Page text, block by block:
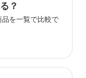
？
を一覧で比較で